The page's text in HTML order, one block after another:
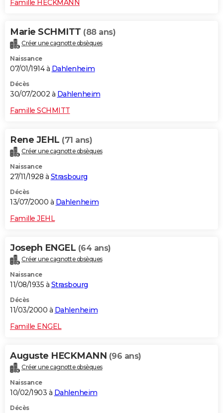
Famille HECKMANN
Marie SCHMITT (88 ans)
Créer une cagnotte obsèques
Naissance
07/01/1914 à Dahlenheim
Décès
30/07/2002 à Dahlenheim
Famille SCHMITT
Rene JEHL (71 ans)
Créer une cagnotte obsèques
Naissance
27/11/1928 à Strasbourg
Décès
13/07/2000 à Dahlenheim
Famille JEHL
Joseph ENGEL (64 ans)
Créer une cagnotte obsèques
Naissance
11/08/1935 à Strasbourg
Décès
11/03/2000 à Dahlenheim
Famille ENGEL
Auguste HECKMANN (96 ans)
Créer une cagnotte obsèques
Naissance
10/02/1903 à Dahlenheim
Décès